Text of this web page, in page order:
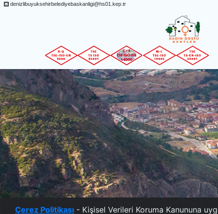
denizlibuyuksehirbelediyebaskanligi@hs01.kep.tr
Çerez Politikası - Kişisel Verileri Koruma Kanununa